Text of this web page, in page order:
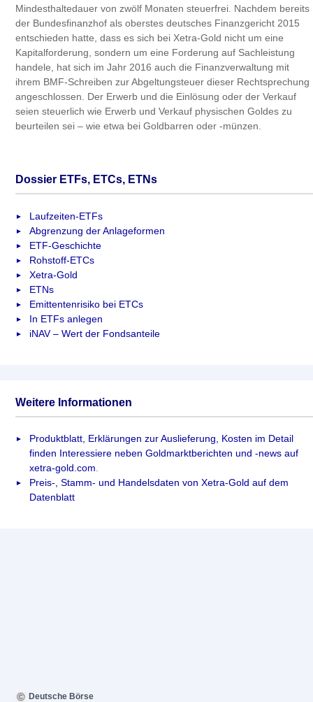
Mindesthaltedauer von zwölf Monaten steuerfrei. Nachdem bereits
der Bundesfinanzhof als oberstes deutsches Finanzgericht 2015
entschieden hatte, dass es sich bei Xetra-Gold nicht um eine
Kapitalforderung, sondern um eine Forderung auf Sachleistung
handele, hat sich im Jahr 2016 auch die Finanzverwaltung mit
ihrem BMF-Schreiben zur Abgeltungsteuer dieser Rechtsprechung
angeschlossen. Der Erwerb und die Einlösung oder der Verkauf
seien steuerlich wie Erwerb und Verkauf physischen Goldes zu
beurteilen sei – wie etwa bei Goldbarren oder -münzen.
Dossier ETFs, ETCs, ETNs
Laufzeiten-ETFs
Abgrenzung der Anlageformen
ETF-Geschichte
Rohstoff-ETCs
Xetra-Gold
ETNs
Emittentenrisiko bei ETCs
In ETFs anlegen
iNAV – Wert der Fondsanteile
Weitere Informationen
Produktblatt, Erklärungen zur Auslieferung, Kosten im Detail
finden Interessiere neben Goldmarktberichten und -news auf
xetra-gold.com
Preis-, Stamm- und Handelsdaten von Xetra-Gold auf dem
Datenblatt
Deutsche Börse